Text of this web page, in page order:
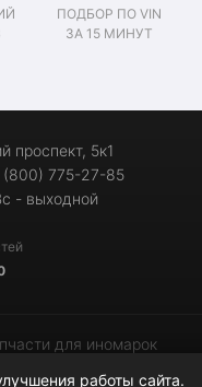
ПОДБОР ПО VIN
ЗА 15 МИНУТ
проспект, 5к1
(800) 775-27-85
- выходной
для иномарок
работы сайта.